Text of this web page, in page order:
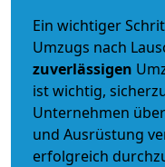
Ein wichtiger
Umzugs nach
zuverlässigen
ist wichtig,
Unternehmen
und Ausrüstung
erfolgreich